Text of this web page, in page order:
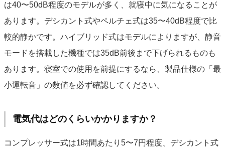
は40〜50dB程度のモデルが多く、就寝中に気になることが
あります。デシカント式やペルチェ式は35〜40dB程度で比
較的静かです。ハイブリッド式はモデルによりますが、静音
モードを搭載した機種では35dB前後まで下げられるものも
あります。寝室での使用を前提にするなら、製品仕様の「最
小運転音」の数値を必ず確認してください。
電気代はどのくらいかかりますか？
コンプレッサー式は1時間あたり5〜7円程度、デシカント式